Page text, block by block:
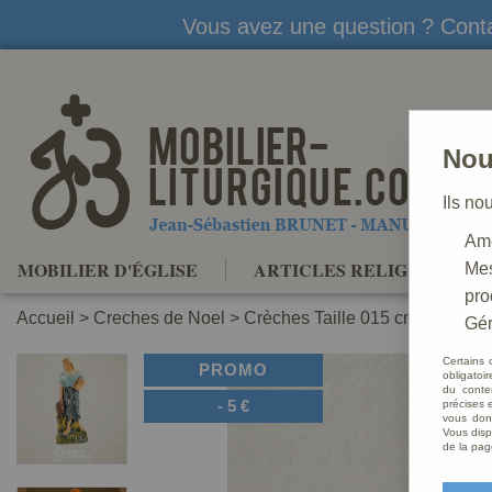
Vous avez une question ?
MOBILIER D'ÉGLISE ARTICLES RELIGIEUX
Accueil > Creches de Noel > Crèches Taille 015 cm
PROMO
- 5 €
Ils
Certains
du
précises
vous
Vous
de la